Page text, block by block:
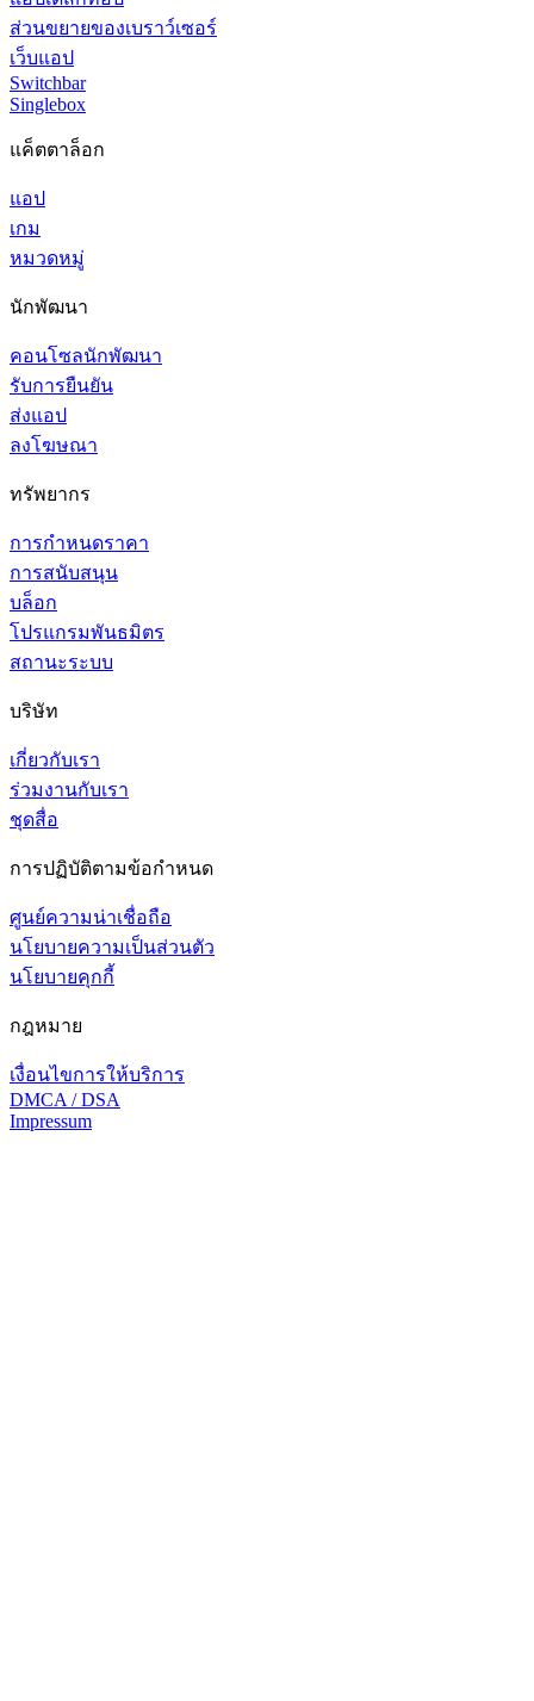
ส่วนขยายของเบราว์เซอร์
เว็บแอป
Switchbar
Singlebox
แค็ตตาล็อก
แอป
เกม
หมวดหมู่
นักพัฒนา
คอนโซลนักพัฒนา
รับการยืนยัน
ส่งแอป
ลงโฆษณา
ทรัพยากร
การกำหนดราคา
การสนับสนุน
บล็อก
โปรแกรมพันธมิตร
สถานะระบบ
บริษัท
เกี่ยวกับเรา
ร่วมงานกับเรา
ชุดสื่อ
การปฏิบัติตามข้อกำหนด
ศูนย์ความน่าเชื่อถือ
นโยบายความเป็นส่วนตัว
นโยบายคุกกี้
กฎหมาย
เงื่อนไขการให้บริการ
DMCA / DSA
Impressum